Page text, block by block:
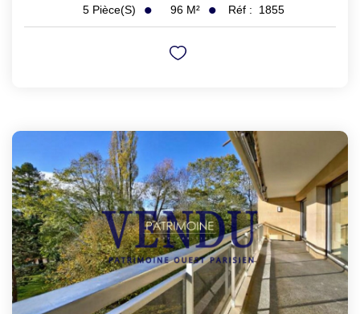
5 Pièce(s) 96 M² Réf : 1855